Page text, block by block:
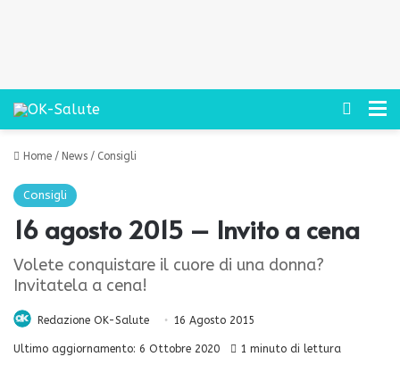
Cerca
Home / News / Consigli
Consigli
16 agosto 2015 – Invito a cena
Volete conquistare il cuore di una donna?
Invitatela a cena!
Redazione OK-Salute 16 Agosto 2015
Ultimo aggiornamento: 6 Ottobre 2020 1 minuto di lettura